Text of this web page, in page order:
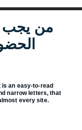
من يجب
an easy-to-read
narrow letters, that
every site.